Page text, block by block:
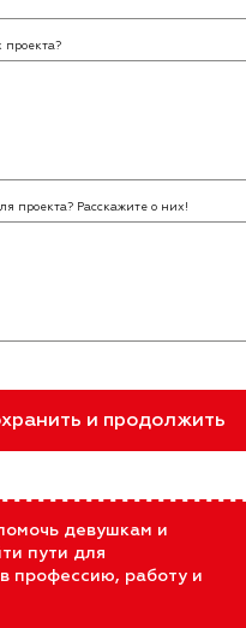
которые хотят
с чего начать, как
заведение, как
как влиться в
путь.
чтобы найти ответы
девушкам и
пути для
профессию, работу и
проекта?
проекта? Расскажите о них!
и продолжить